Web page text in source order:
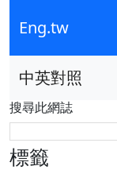
Eng.tw
中英對照
搜尋此網誌
標籤